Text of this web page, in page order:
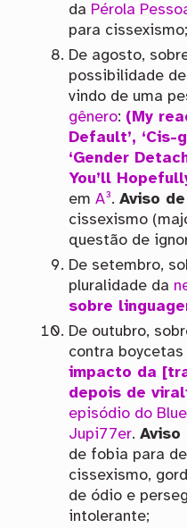
da Pérola
para cissexismo;
De agosto,
possibilidade
vindo de uma
gênero: (My
Default’, ‘Cis-
‘Gender
You’ll
emA³.Aviso
cissexismo
questão de
De setembro,
pluralidade da
sobre
De outubro,
contra boycetas
impacto da
depois de
episódio do
Jupi77er.Aviso
de fobia para
cissexismo,
de ódio e
intolerante;